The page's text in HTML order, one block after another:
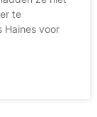
te
Haines voor